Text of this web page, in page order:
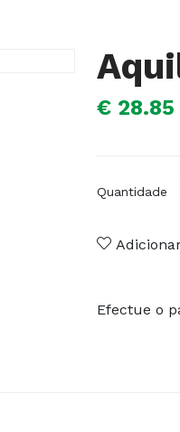
€ 28.85
Quantidade
Efectue o